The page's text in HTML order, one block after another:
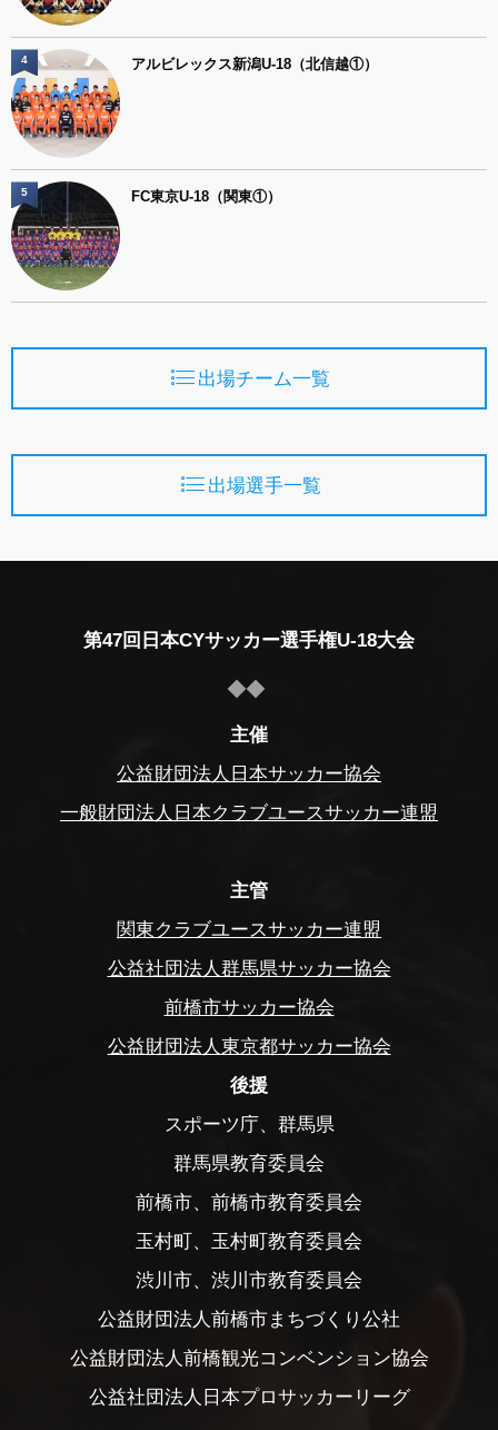
アルビレックス新潟U-18（北信越①）
4
FC東京U-18（関東①）
5
出場チーム一覧
出場選手一覧
第47回日本CYサッカー選手権U-18大会
主催
公益財団法人日本サッカー協会
一般財団法人日本クラブユースサッカー連盟
主管
関東クラブユースサッカー連盟
公益社団法人群馬県サッカー協会
前橋市サッカー協会
公益財団法人東京都サッカー協会
後援
スポーツ庁、群馬県
群馬県教育委員会
前橋市、前橋市教育委員会
玉村町、玉村町教育委員会
渋川市、渋川市教育委員会
公益財団法人前橋市まちづくり公社
公益財団法人前橋観光コンベンション協会
公益社団法人日本プロサッカーリーグ